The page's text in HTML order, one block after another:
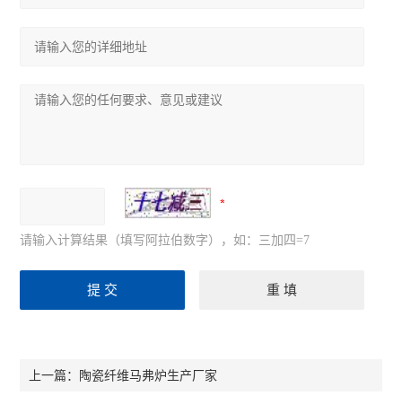
请输入计算结果（填写阿拉伯数字），如：三加四=7
上一篇： 陶瓷纤维马弗炉生产厂家